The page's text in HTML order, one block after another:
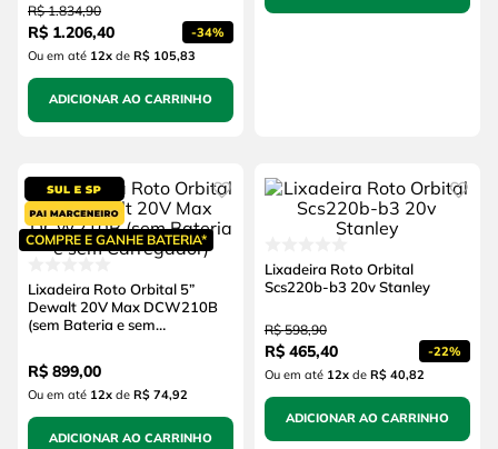
R$ 1.834,90
R$ 1.206,40 -34%
Ou em até 12xde R$ 105,83
ADICIONAR AO CARRINHO
COMPRE E GANHE BATERIA*
Lixadeira Roto Orbital 5”
Dewalt 20V Max DCW210B
(sem Bateria e sem
R$ 899,00
Ou em até 12xde R$ 74,92
ADICIONAR AO CARRINHO
Lixadeira Roto Orbital
Scs220b-b3 20v Stanley
R$ 598,90
R$ 465,40 -22%
Ou em até 12xde R$ 40,82
ADICIONAR AO CARRINHO